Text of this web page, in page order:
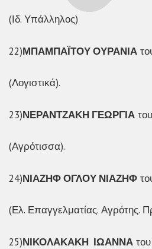
(Ιδ. Υπάλληλος)
22)ΜΠΑΜΠΑΪΤΟΥ ΟΥΡΑΝΙΑ
(Λογιστικά).
23)ΝΕΡΑΝΤΖΑΚΗ ΓΕΩΡΓΙΑ
(Αγρότισσα).
24)ΝΙΑΖΗΦ ΟΓΛΟΥ ΝΙΑΖΗΦ
(Ελ. Επαγγελματίας. Αγρότης.
25)ΝΙΚΟΛΑΚΑΚΗ ΙΩΑΝΝΑ